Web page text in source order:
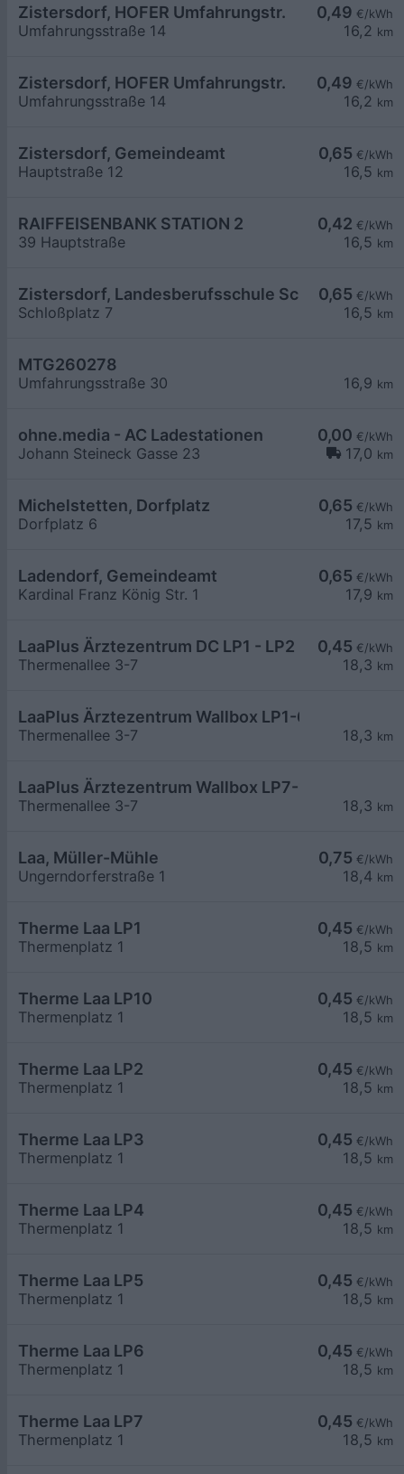
0,49 €/kWh
16,2 km
Zistersdorf, HOFER Umfahrungstr.
Umfahrungsstraße 14
0,49 €/kWh
16,2 km
Zistersdorf, HOFER Umfahrungstr.
Umfahrungsstraße 14
0,65 €/kWh
16,5 km
Zistersdorf, Gemeindeamt
Hauptstraße 12
0,42 €/kWh
16,5 km
RAIFFEISENBANK STATION 2
39 Hauptstraße
0,65 €/kWh
16,5 km
Zistersdorf, Landesberufsschule Schlosspl.
Schloßplatz 7
16,9 km
MTG260278
Umfahrungsstraße 30
0,00 €/kWh
17,0 km
ohne.media - AC Ladestationen
Johann Steineck Gasse 23
0,65 €/kWh
17,5 km
Michelstetten, Dorfplatz
Dorfplatz 6
0,65 €/kWh
17,9 km
Ladendorf, Gemeindeamt
Kardinal Franz König Str. 1
0,45 €/kWh
18,3 km
LaaPlus Ärztezentrum DC LP1 - LP2
Thermenallee 3-7
18,3 km
LaaPlus Ärztezentrum Wallbox LP1-6
Thermenallee 3-7
18,3 km
LaaPlus Ärztezentrum Wallbox LP7-12
Thermenallee 3-7
0,75 €/kWh
18,4 km
Laa, Müller-Mühle
Ungerndorferstraße 1
0,45 €/kWh
18,5 km
Therme Laa LP1
Thermenplatz 1
0,45 €/kWh
18,5 km
Therme Laa LP10
Thermenplatz 1
0,45 €/kWh
18,5 km
Therme Laa LP2
Thermenplatz 1
0,45 €/kWh
18,5 km
Therme Laa LP3
Thermenplatz 1
0,45 €/kWh
18,5 km
Therme Laa LP4
Thermenplatz 1
0,45 €/kWh
18,5 km
Therme Laa LP5
Thermenplatz 1
0,45 €/kWh
18,5 km
Therme Laa LP6
Thermenplatz 1
0,45 €/kWh
18,5 km
Therme Laa LP7
Thermenplatz 1